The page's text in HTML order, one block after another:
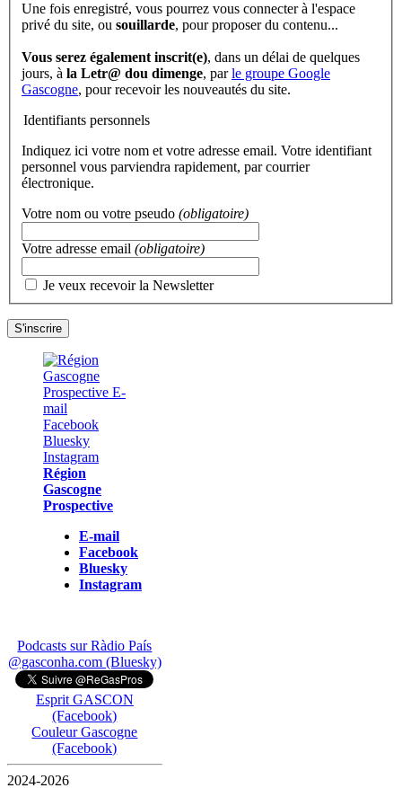
Une fois enregistré, vous pourrez vous connecter à l'espace
privé du site, ou souillarde , pour proposer du contenu...
Vous serez également inscrit(e), dans un délai de quelques
jours, à la Letr@ dou dimenge, parle groupe Google
Gascogne, pour recevoir les nouveautés du site.
Identifiants personnels
Indiquez ici votre nom et votre adresse email. Votre identifiant
personnel vous parviendra rapidement, par courrier
électronique.
Votre nom ou votre pseudo (obligatoire)
Votre adresse email (obligatoire)
Je veux recevoir la Newsletter
Région
Gascogne
Prospective
E-mail
Facebook
Bluesky
Instagram
Podcasts sur Ràdio País
@gasconha.com (Bluesky)
Esprit GASCON
(Facebook)
Couleur Gascogne
(Facebook)
2024-2026